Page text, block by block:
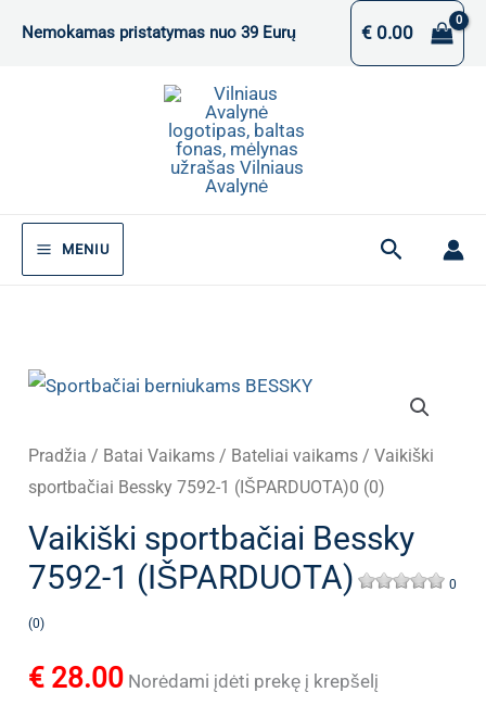
Nemokamas pristatymas nuo 39 Eurų €0.00
MENIU Paieška
Pradžia / Batai Vaikams / Bateliai vaikams / Vaikiški
sportbačiai Bessky 7592-1 (IŠPARDUOTA)0 (0)
Vaikiški sportbačiai Bessky
7592-1 (IŠPARDUOTA)
0
(0)
€ 28.00 Norėdami įdėti prekę į krepšelį